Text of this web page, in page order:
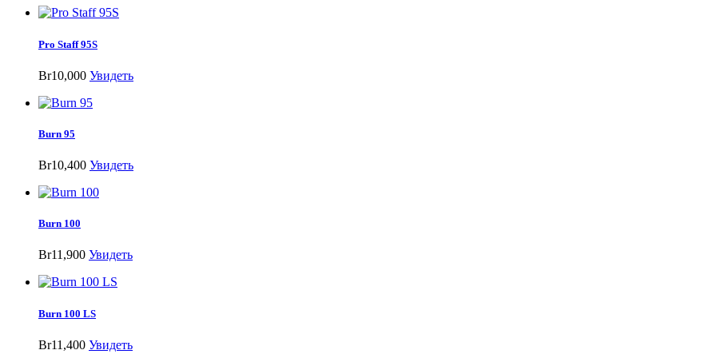
Pro Staff 95S
Br10,000 Увидеть
Burn 95
Br10,400 Увидеть
Burn 100
Br11,900 Увидеть
Burn 100 LS
Br11,400 Увидеть